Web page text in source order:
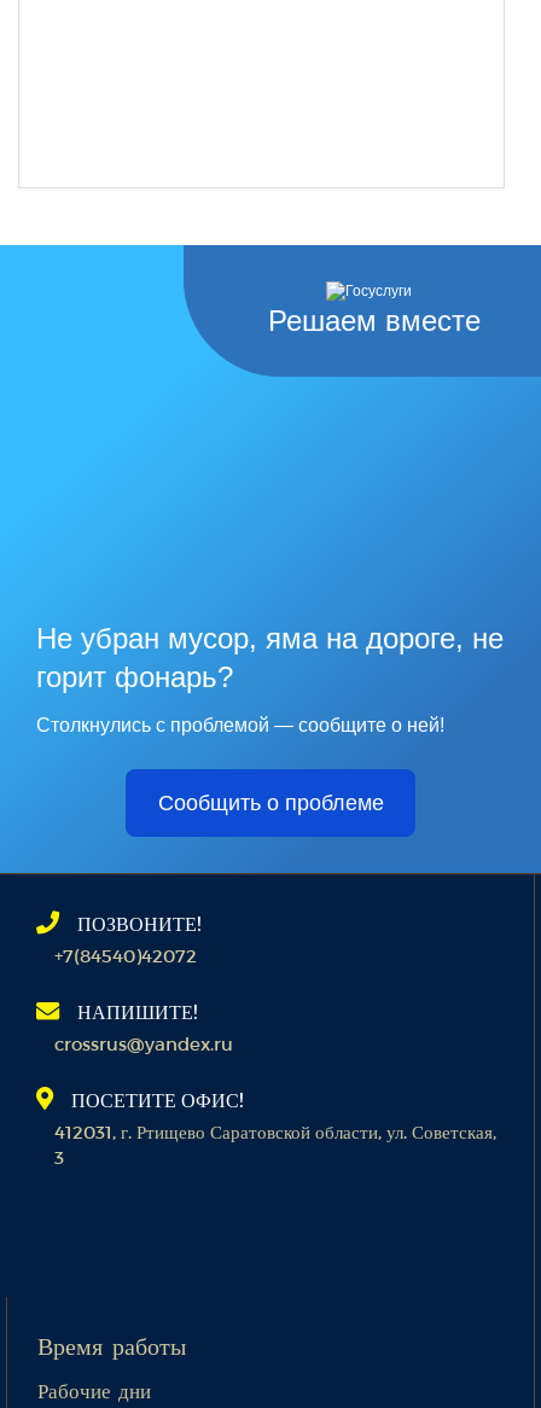
Решаем вместе
Не убран мусор, яма на дороге, не
горит фонарь?
Столкнулись с проблемой — сообщите о ней!
Сообщить о проблеме
ПОЗВОНИТЕ!
+7(84540)42072
НАПИШИТЕ!
crossrus@yandex.ru
ПОСЕТИТЕ ОФИС!
412031, г. Ртищево Саратовской области, ул. Советская,
3
Время работы
Рабочие дни